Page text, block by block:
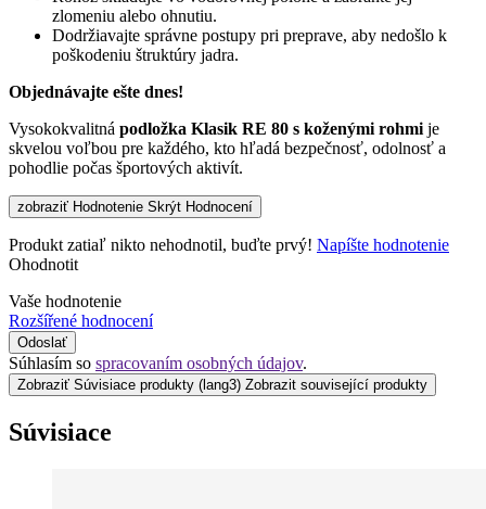
zlomeniu alebo ohnutiu.
Dodržiavajte správne postupy pri preprave, aby nedošlo k
poškodeniu štruktúry jadra.
Objednávajte ešte dnes!
Vysokokvalitná podložka Klasik RE 80 s koženými rohmije
skvelou voľbou pre každého, kto hľadá bezpečnosť, odolnosť a
pohodlie počas športových aktivít.
zobraziť Hodnotenie Skrýt Hodnocení
Produkt zatiaľ nikto nehodnotil, buďte prvý! Napíšte hodnotenie
Ohodnotit
Vaše hodnotenie
Rozšířené hodnocení
Odoslať
Súhlasím so spracovaním osobných údajov.
Zobraziť Súvisiace produkty (lang3) Zobrazit související produkty
Súvisiace